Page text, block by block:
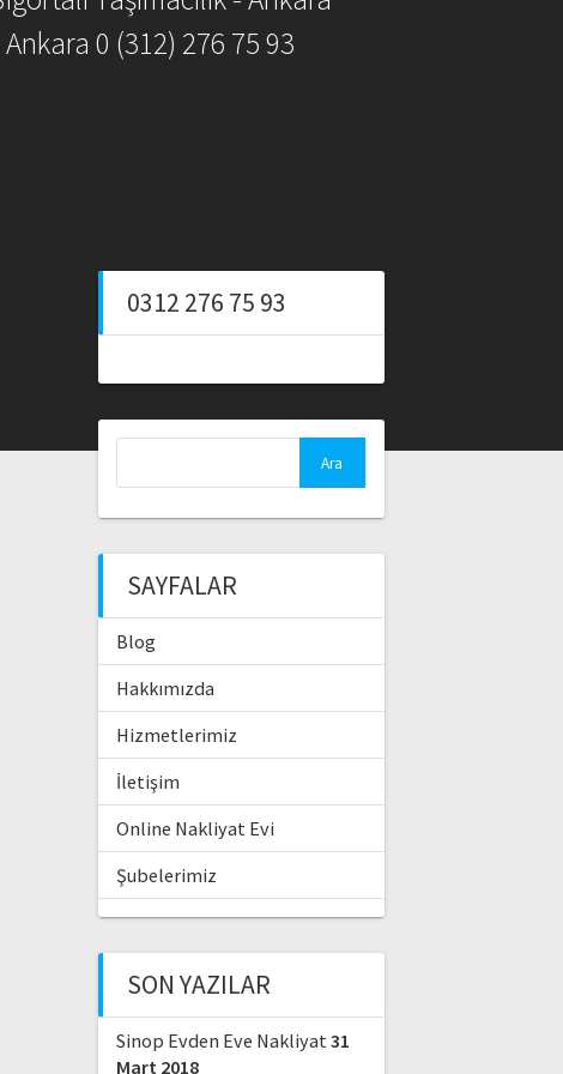
0 (312) 276 75 93
0312 276 75 93
SAYFALAR
Blog
Hakkımızda
Hizmetlerimiz
İletişim
Online Nakliyat Evi
Şubelerimiz
SON YAZILAR
Sinop Evden Eve Nakliyat31
Mart 2018